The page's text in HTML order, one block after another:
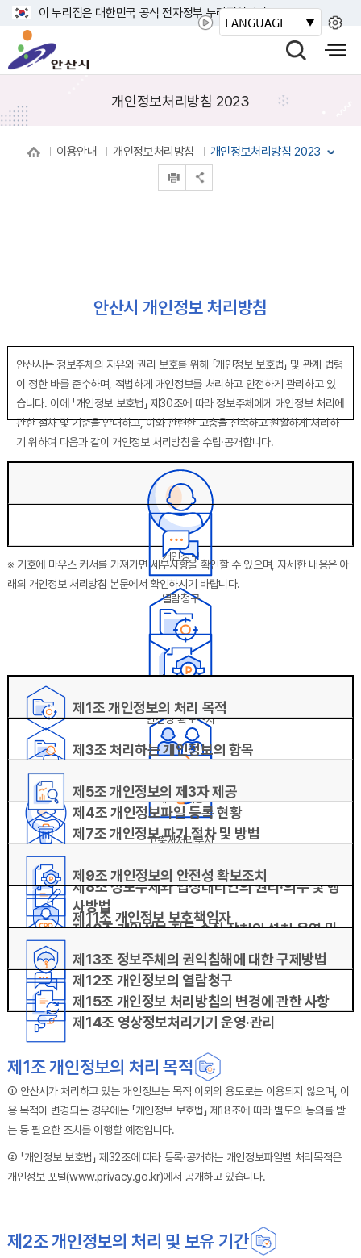
기
이 누리집은 대한민국 공식 전자정부 누리집입니다.
시
색
기
바
사
개인정보처리방침 2023
이용안내 개인정보처리방침 개인정보처리방침 2023
안산시 개인정보 처리방침
안산시는 정보주체의 자유와 권리 보호를 위해 「개인정보 보호법」 및 관계 법령
이 정한 바를 준수하며, 적법하게 개인정보를 처리하고 안전하게 관리하고 있
습니다. 이에 「개인정보 보호법」 제30조에 따라 정보주체에게 개인정보 처리에
관한 절차 및 기준을 안내하고, 이와 관련한 고충을 신속하고 원활하게 처리하
기 위하여 다음과 같이 개인정보 처리방침을 수립·공개합니다.
개인정보
처리목적
제3자 제공
열람청구
안전성 확보조치
고충사처리부서
※ 기호에 마우스 커서를 가져가면 세부사항을 확인할 수 있으며, 자세한 내용은 아
래의 개인정보 처리방침 본문에서 확인하시기 바랍니다.
제1조 개인정보의 처리 목적
제3조 처리하는 개인정보의 항목
제4조 개인정보파일 등록 현황
제5조 개인정보의 제3자 제공
제7조 개인정보 파기 절차 및 방법
제8조 정보주체와 법정대리인의 권리·의무 및 행
사방법
제9조 개인정보의 안전성 확보조치
제10조 개인정보 자동 수집 장치의 설치·운영 및
제11조 개인정보 보호책임자
제12조 개인정보의 열람청구
제13조 정보주체의 권익침해에 대한 구제방법
제14조 영상정보처리기기 운영·관리
제15조 개인정보 처리방침의 변경에 관한 사항
제1조 개인정보의 처리 목적
① 안산시가 처리하고 있는 개인정보는 목적 이외의 용도로는 이용되지 않으며, 이
용 목적이 변경되는 경우에는 「개인정보 보호법」 제18조에 따라 별도의 동의를 받
는 등 필요한 조치를 이행할 예정입니다.
② 「개인정보 보호법」 제32조에 따라 등록·공개하는 개인정보파일별 처리목적은
개인정보 포털(www.privacy.go.kr)에서 공개하고 있습니다.
제2조 개인정보의 처리 및 보유 기간
LANGUAGE